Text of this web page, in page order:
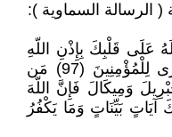
الرسالة السماوية ):
عَلَى قَلْبِكَ بِإِذْنِ اللّهِ
مُصَدِّقاً لِّمَا بَيْنَ يَدَيْهِ وَهُدًى وَبُشْرَى لِلْمُؤْمِنِينَ (97) مَن
وَمِيكَالَ فَإِنَّ اللّهَ
إِلَيْكَ آيَاتٍ بَيِّنَاتٍ وَمَا يَكْفُرُ